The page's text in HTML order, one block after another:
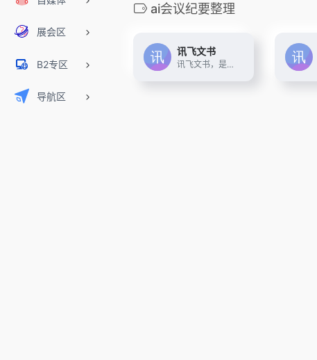
展会区
B2专区
导航区
ai会议纪要整理
讯飞文书
讯飞文书，是基于讯飞星火大模型进行文书数据定制训练，面向文书写作群体推出的一款AI材料写作平台。 提供素材筹备、稿件撰写、审稿核稿全流程的功能辅助，为材料撰稿人进行写作提效；持续探索事务性工作场景下的高频诉求， 推出录音智记、以稿写稿等功能，致力于让相关人群大幅节约精力，工作更高效，生活更美好